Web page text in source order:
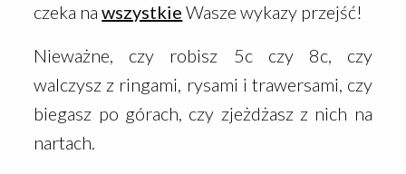
czeka nawszystkie Wasze wykazy przejść!
Nieważne, czy robisz 5c czy 8c, czy
walczysz z ringami, rysami i trawersami, czy
biegasz po górach, czy zjeżdżasz z nich na
nartach.